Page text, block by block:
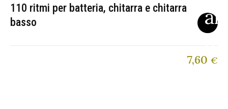
110 ritmi per batteria, chitarra e chitarra
basso
7,60 €